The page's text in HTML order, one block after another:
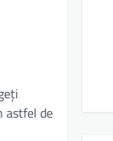
astfel de